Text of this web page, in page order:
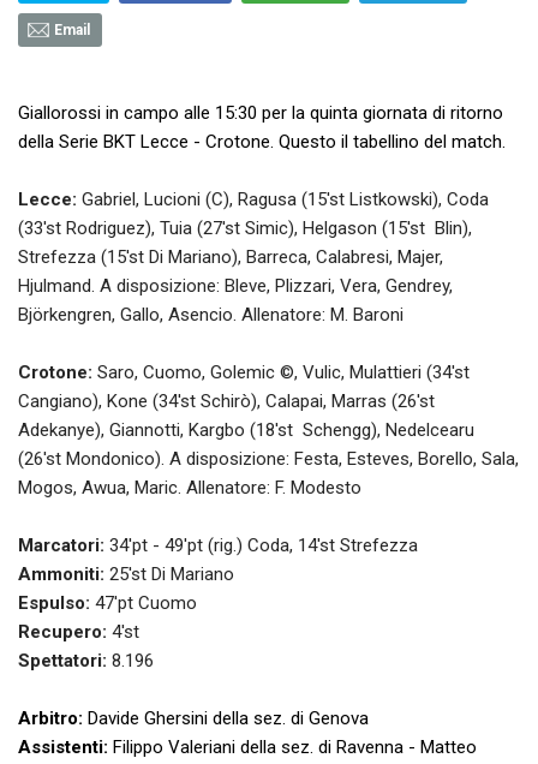
Email
Giallorossi in campo alle 15:30 per la quinta giornata di ritorno
della Serie BKT Lecce - Crotone. Questo il tabellino del match.
Lecce: Gabriel, Lucioni (C), Ragusa (15'st Listkowski), Coda
(33'st Rodriguez), Tuia (27'st Simic), Helgason (15'st Blin),
Strefezza (15'st Di Mariano), Barreca, Calabresi, Majer,
Hjulmand. A disposizione: Bleve, Plizzari, Vera, Gendrey,
Björkengren, Gallo, Asencio. Allenatore: M. Baroni
Crotone: Saro, Cuomo, Golemic ©, Vulic, Mulattieri (34'st
Cangiano), Kone (34'st Schirò), Calapai, Marras (26'st
Adekanye), Giannotti, Kargbo (18'st Schengg), Nedelcearu
(26'st Mondonico). A disposizione: Festa, Esteves, Borello, Sala,
Mogos, Awua, Maric. Allenatore: F. Modesto
Marcatori: 34'pt - 49'pt (rig.) Coda, 14'st Strefezza
Ammoniti: 25'st Di Mariano
Espulso: 47'pt Cuomo
Recupero: 4'st
Spettatori: 8.196
Arbitro: Davide Ghersini della sez. di Genova
Assistenti: Filippo Valeriani della sez. di Ravenna - Matteo